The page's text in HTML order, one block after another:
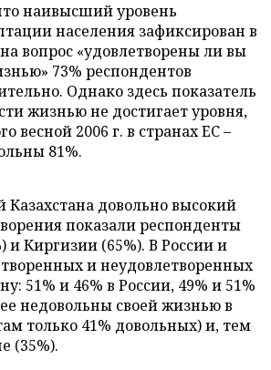
наивысший уровень
населения зафиксирован в
вопрос «удовлетворены ли вы
73% респондентов
Однако здесь показатель
жизнью не достигает уровня,
весной 2006 г. в странах ЕС –
81%.
довольно высокий
показали респонденты
и Киргизии (65%). В России и
и неудовлетворенных
51% и 46% в России, 49% и 51%
недовольны своей жизнью в
только 41% довольных) и, тем
(35%).